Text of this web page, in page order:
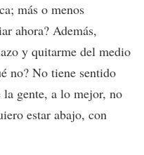
más o menos
ahora? Además,
y quitarme del medio
no? No tiene sentido
la gente, a lo mejor, no
estar abajo, con